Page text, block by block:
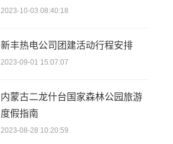
2023-10-03 08:40:18
新丰热电公司团建活动行程安排
2023-09-01 15:07:07
内蒙古二龙什台国家森林公园旅游
度假指南
2023-08-28 10:20:59